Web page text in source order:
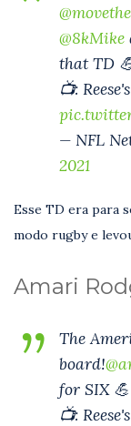
@8kMike
that TD
📺: Reese's
— NFL
2021
Esse TD era para
modo rugby e
Amari
The
board!
for SIX 💪
📺: Reese's